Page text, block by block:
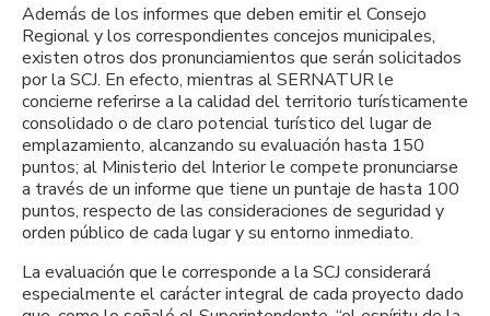
Además de los informes que deben emitir el Consejo
Regional y los correspondientes concejos municipales,
existen otros dos pronunciamientos que serán solicitados
por la SCJ. En efecto, mientras al SERNATUR le
concierne referirse a la calidad del territorio turísticamente
consolidado o de claro potencial turístico del lugar de
emplazamiento, alcanzando su evaluación hasta 150
puntos; al Ministerio del Interior le compete pronunciarse
a través de un informe que tiene un puntaje de hasta 100
puntos, respecto de las consideraciones de seguridad y
orden público de cada lugar y su entorno inmediato.
La evaluación que le corresponde a la SCJ considerará
especialmente el carácter integral de cada proyecto dado